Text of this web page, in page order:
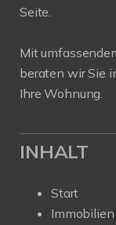
Seite.
Mit
beraten wir Sie
Ihre Wohnung.
INHALT
Start
Immobilien